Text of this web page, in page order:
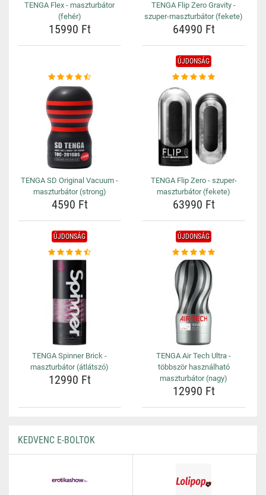
TENGA Flex - maszturbátor
(fehér)
15990 Ft
TENGA Flip Zero Gravity -
szuper-maszturbátor (fekete)
64990 Ft
TENGA SD Original Vacuum -
maszturbátor (strong)
4590 Ft
ÚJDONSÁG
TENGA Flip Zero - szuper-
maszturbátor (fekete)
63990 Ft
ÚJDONSÁG
TENGA Spinner Brick -
maszturbátor (átlátszó)
12990 Ft
ÚJDONSÁG
TENGA Air Tech Ultra -
többször használható
maszturbátor (nagy)
12990 Ft
KEDVENC E-BOLTOK